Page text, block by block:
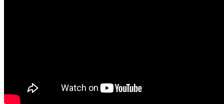
Share on Twitter
–Share on Facebook